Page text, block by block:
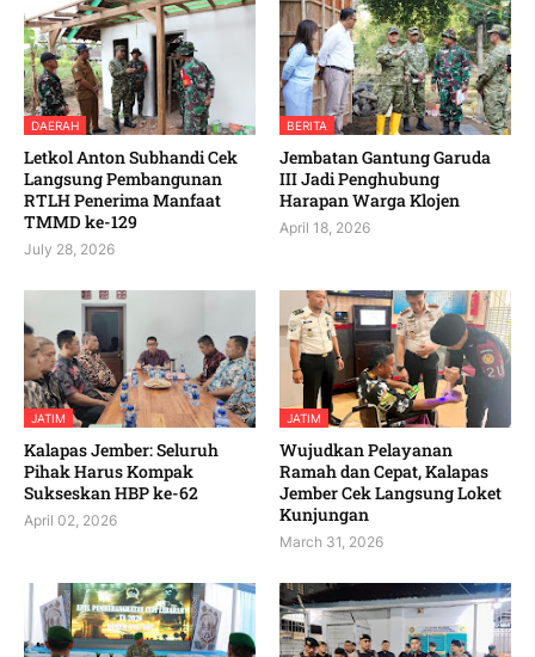
DAERAH
Letkol Anton Subhandi Cek
Langsung Pembangunan
RTLH Penerima Manfaat
TMMD ke-129
July 28, 2026
BERITA
Jembatan Gantung Garuda
III Jadi Penghubung
Harapan Warga Klojen
April 18, 2026
JATIM
Kalapas Jember: Seluruh
Pihak Harus Kompak
Sukseskan HBP ke-62
April 02, 2026
JATIM
Wujudkan Pelayanan
Ramah dan Cepat, Kalapas
Jember Cek Langsung Loket
Kunjungan
March 31, 2026